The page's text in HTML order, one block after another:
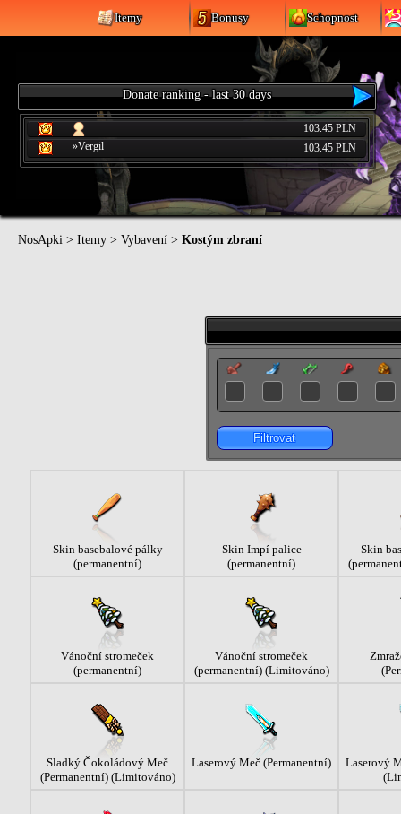
Itemy Bonusy Schopnost
Donate ranking - last 30 days
103.45 PLN
»Vergil
103.45 PLN
NosApki > Itemy > Vybavení > Kostým zbraní
Filtrovat
Skin basebalové pálky
(permanentní)
Skin Impí palice
(permanentní)
Skin
Vánoční stromeček
(permanentní)
Vánoční stromeček
(permanentní) (Limitováno)
Sladký Čokoládový Meč
(Permanentní) (Limitováno)
Laserový Meč (Permanentní)
Laserový